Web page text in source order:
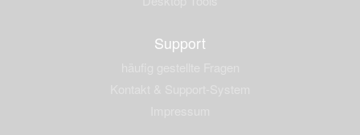
Support